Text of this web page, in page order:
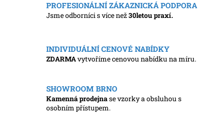
PROFESIONÁLNÍ ZÁKAZNICKÁ PODPORA
Jsme odborníci s více než30letou praxí.
INDIVIDUÁLNÍ CENOVÉ NABÍDKY
ZDARMAvytvoříme cenovou nabídku na míru.
SHOWROOM BRNO
Kamenná prodejnase vzorky a obsluhou s
osobním přístupem.